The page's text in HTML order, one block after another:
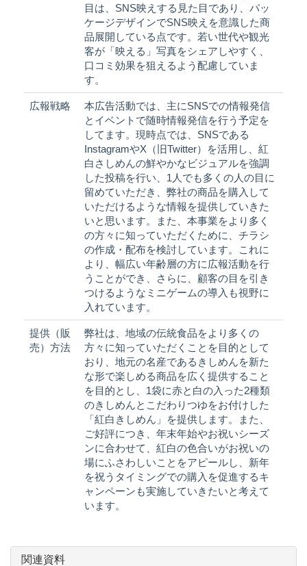
目は、SNS映えする見た目であり、パッ
ケージデザインでSNS映えを意識した商
品展開している点です。若い世代や観光
客が「映える」写真をシェアしやすく、
口コミ効果を狙えるよう配慮していま
す。
広報戦略
本広告活動では、主にSNSでの情報発信
とイベントで随時情報発信を行う予定を
してます。現時点では、SNSである
InstagramやX（旧Twitter）を活用し、紅
白さしめんの鮮やかなビジュアルを強調
した投稿を行い、1人でも多くの人の目に
留めていただき、弊社の商品を購入して
いただけるような情報を提供していきた
いと思います。また、本事業をより多く
の方々に知っていただくために、チラシ
の作成・配布を検討しています。これに
より、幅広い年齢層の方に広報活動を行
うことができ、さらに、顧客の目を引き
つけるようなミニゲームの導入も視野に
入れています。
提供（販
売）方法
弊社は、地域の伝統食品をより多くの
方々に知っていただくことを目的として
おり、地元の名産であるきしめんを新た
な形で楽しめる商品を広く提供すること
を目的とし、1袋に赤と白の入った2種類
のきしめんとこだわりつゆをお付けした
「紅白きしめん」を提供します。また、
ご好評につき、年末年始やお祝いシーズ
ンに合わせて、紅白の色合いがお祝いの
場にふさわしいことをアピールし、新年
を祝うタイミングでの購入を促進するキ
ャンペーンも実施していきたいと考えて
います。
関連資料